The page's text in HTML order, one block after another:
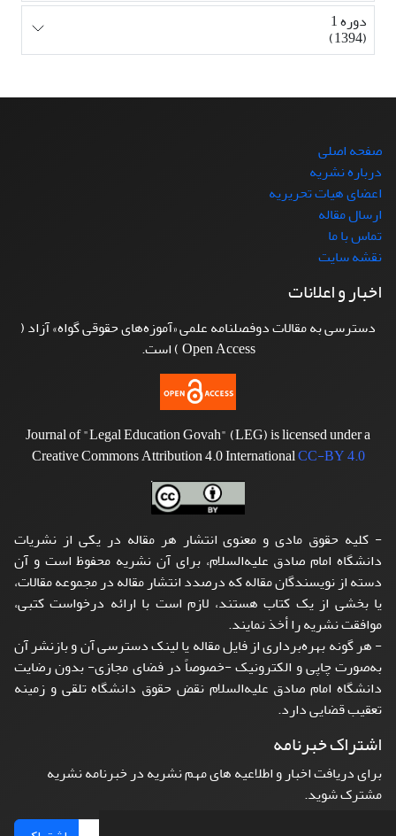
دوره 1
(1394)
صفحه اصلی
درباره نشریه
اعضای هیات تحریریه
ارسال مقاله
تماس با ما
نقشه سایت
اخبار و اعلانات
دسترسی به مقالات دوفصلنامه علمی «آموزه‌های حقوقی گواه» آزاد (
Open Access ) است.
Journal of "Legal Education Govah" (LEG) is licensed under a
Creative Commons Attribution 4.0 InternationalCC-BY 4.0
- کلیه حقوق مادی و معنوی انتشار هر مقاله در یکی از نشریات
دانشگاه امام صادق علیه‌السلام، برای آن نشریه محفوظ است و آن
دسته از نویسندگان مقاله که درصدد انتشار مقاله در مجموعه مقالات،
یا بخشی از یک کتاب هستند، لازم است با ارائه درخواست کتبی،
موافقت نشریه را أخذ نمایند.
- هر گونه بهره‌برداری از فایل مقاله یا لینک دسترسی آن و بازنشر آن
به‌صورت چاپی و الکترونیک -خصوصاً در فضای مجازی- بدون رضایت
دانشگاه امام صادق علیه‌السلام نقض حقوق دانشگاه تلقی و زمینه
تعقیب قضایی دارد.
اشتراک خبرنامه
برای دریافت اخبار و اطلاعیه های مهم نشریه در خبرنامه نشریه
مشترک شوید.